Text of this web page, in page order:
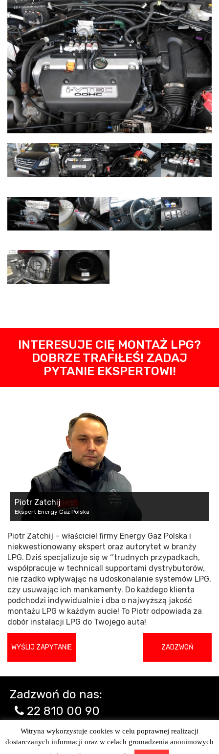
INTERESUJE CIĘ MONTAŻ LPG?
DOBRZE TRAFIŁEŚ! ZADAJ
PYTANIE EKSPERTOWI!
Piotr Zatchij
Ekspert Energy Gaz Polska
Piotr Zatchij – właściciel firmy Energy Gaz Polska i
niekwestionowany ekspert oraz autorytet w branży
LPG. Dziś specjalizuje się w ‘’trudnych przypadkach,
współpracuje w technicall supportami dystrybutorów,
nie rzadko wpływając na udoskonalanie systemów LPG,
czy usuwając ich mankamenty. Do każdego klienta
podchodzi indywidualnie i dba o najwyższą jakość
montażu LPG w każdym aucie! To Piotr odpowiada za
dobór instalacji LPG do Twojego auta!
WYŚLIJ ZAPYTANIE ZADZWOŃ
Zadzwoń do nas:
22 810 00 90
504 20 01 02
Energy Gaz Polska w mediach społecznościowych
Witryna wykorzystuje cookies w celu poprawnej realizacji
dostarczanych informacji oraz w celach gromadzenia anonimowych